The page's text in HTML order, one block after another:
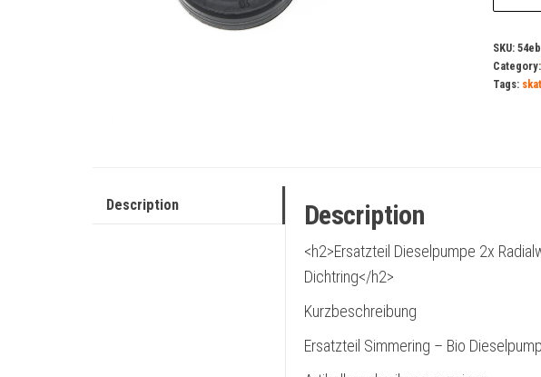
SKU:
Category:
Tags:
Description Description
<h2>Ersatzteil Dieselpumpe 2x
Dichtring</h2>
Kurzbeschreibung
Ersatzteil Simmering – Bio